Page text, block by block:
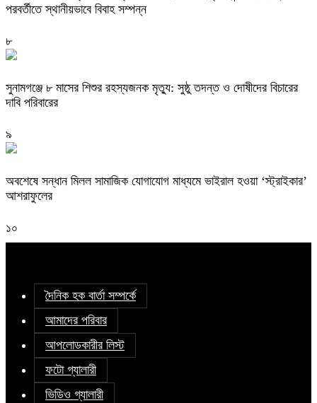
পরবর্তীতে স্থানীয়ভাবে বিবাহ সম্পন্ন
৮
সুনামগঞ্জে ৮ মাসের শিশুর রহস্যজনক মৃত্যু: সুষ্ঠু তদন্ত ও দোষীদের বিচারের
দাবি পরিবারের
৯
অবশেষে সন্ধান মিলল সামাজিক যোগাযোগ মাধ্যমে ভাইরাল হওয়া ‘স্ট্রাইকার’
আশরাফুলের
১০
দৈনিক হক বার্তা সম্পর্কে
আমাদের পরিবার
আপলোডকারীর লিস্ট
ফটো গ্যালারী
ভিডিও গ্যালারী